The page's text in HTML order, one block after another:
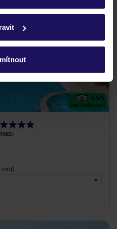
cookie naleznete v
4.1/5
308 hodnocení
nocí)